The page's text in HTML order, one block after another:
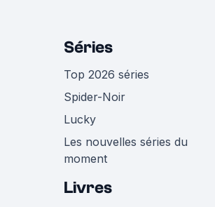
Séries
Top 2026 séries
Spider-Noir
Lucky
Les nouvelles séries du
moment
Livres